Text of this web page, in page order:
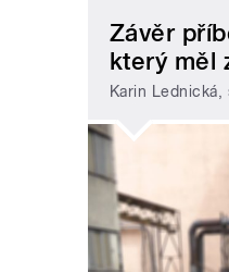
Závěr
který měl
Karin Lednická,